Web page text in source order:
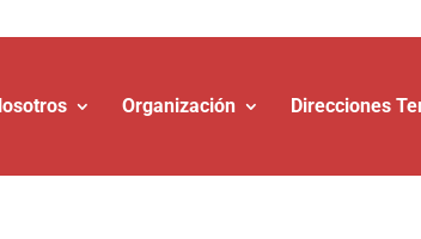
Organización Direcciones